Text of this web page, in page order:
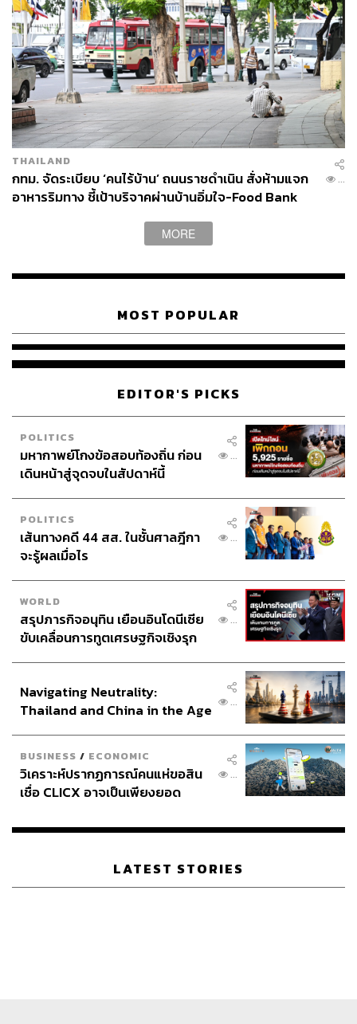
THAILAND
กทม. จัดระเบียบ ‘คนไร้บ้าน’ ถนนราชดำเนิน สั่งห้ามแจก
อาหารริมทาง ชี้เป้าบริจาคผ่านบ้านอิ่มใจ-Food Bank
...
MORE
MOST POPULAR
EDITOR'S PICKS
POLITICS
มหากาพย์โกงข้อสอบท้องถิ่น ก่อน
เดินหน้าสู่จุดจบในสัปดาห์นี้
...
POLITICS
เส้นทางคดี 44 สส. ในชั้นศาลฎีกา
จะรู้ผลเมื่อไร
...
WORLD
สรุปภารกิจอนุทิน เยือนอินโดนีเซีย
ขับเคลื่อนการทูตเศรษฐกิจเชิงรุก
...
Navigating Neutrality:
Thailand and China in the Age
...
BUSINESS / ECONOMIC
วิเคราะห์ปรากฏการณ์คนแห่ขอสิน
เชื่อ CLICX อาจเป็นเพียงยอด
เรือนไทยที่ถูกซุกไว้
...
LATEST STORIES